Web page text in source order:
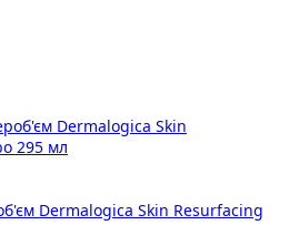
Dermalogica Skin Resurfacing